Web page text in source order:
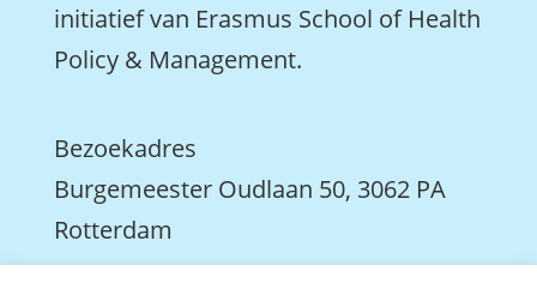
initiatief van Erasmus School of Health
Policy & Management.
Bezoekadres
Burgemeester Oudlaan 50, 3062 PA
Rotterdam